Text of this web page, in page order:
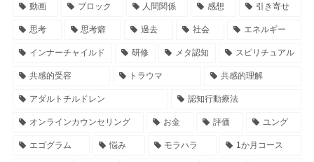
動画 ブロック 人間関係 感想 引き寄せ
思考 思考癖 過去 社会 エネルギー
インナーチャイルド 研修 メタ認知 スピリチュアル
共感的受容 トラウマ 共感的理解
アダルトチルドレン 認知行動療法
オンラインカウンセリング お金 評価 ユング
エゴグラム 悩み モラハラ 1か月コース